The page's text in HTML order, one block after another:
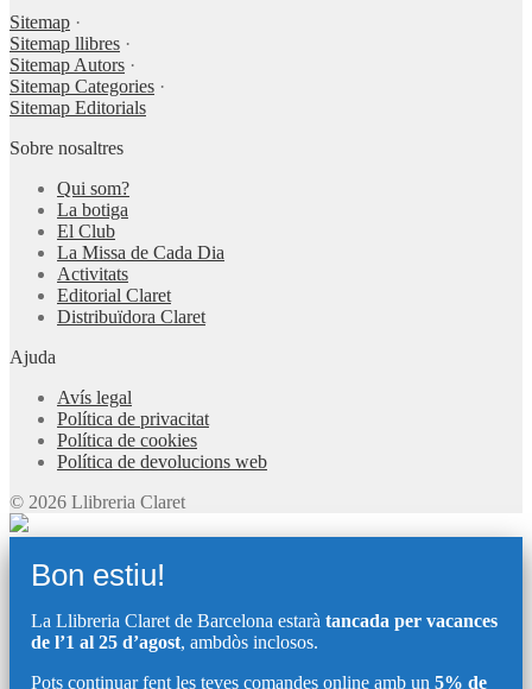
Sitemap ·
Sitemap llibres ·
Sitemap Autors ·
Sitemap Categories ·
Sitemap Editorials
Sobre nosaltres
Qui som?
La botiga
El Club
La Missa de Cada Dia
Activitats
Editorial Claret
Distribuïdora Claret
Ajuda
Avís legal
Política de privacitat
Política de cookies
Política de devolucions web
© 2026 Llibreria Claret
Bon estiu!
La Llibreria Claret de Barcelona estarà tancada per vacances
de l’1 al 25 d’agost, ambdòs inclosos.
Pots continuar fent les teves comandes online amb un 5% de